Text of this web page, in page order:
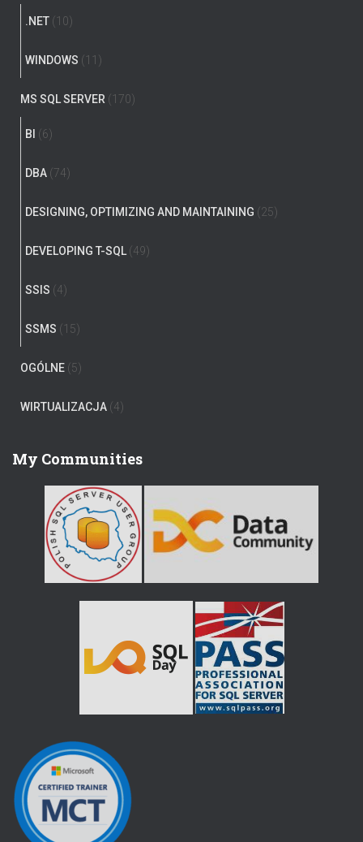
.NET (10)
WINDOWS (11)
MS SQL SERVER (170)
BI (6)
DBA (74)
DESIGNING, OPTIMIZING AND MAINTAINING (25)
DEVELOPING T-SQL (49)
SSIS (4)
SSMS (15)
OGÓLNE (5)
WIRTUALIZACJA (4)
My Communities